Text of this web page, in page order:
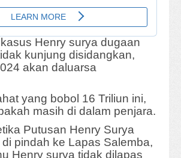
Henry surya dugaan
kunjung disidangkan,
akan daluarsa
yang bobol 16 Triliun ini,
masih di dalam penjara.
Putusan Henry Surya
pindah ke Lapas Salemba,
Henry surya tidak dilapas